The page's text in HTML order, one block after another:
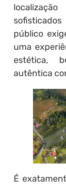
público
uma
estética,
autêntica
É